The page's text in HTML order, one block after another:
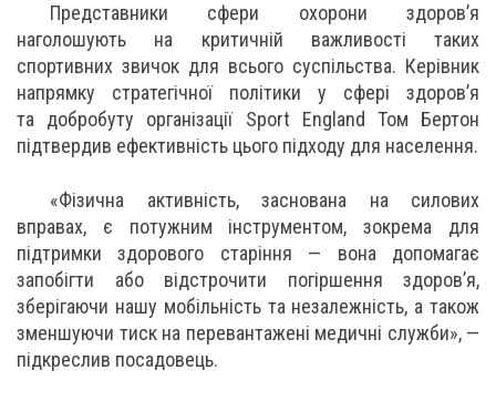
Представники сфери охорони здоров’я
наголошують на критичній важливості таких
спортивних звичок для всього суспільства. Керівник
напрямку стратегічної політики у сфері здоров’я
та добробуту організації Sport England Том Бертон
підтвердив ефективність цього підходу для населення.
«Фізична активність, заснована на силових
вправах, є потужним інструментом, зокрема для
підтримки здорового старіння — вона допомагає
запобігти або відстрочити погіршення здоров’я,
зберігаючи нашу мобільність та незалежність, а також
зменшуючи тиск на перевантажені медичні служби», —
підкреслив посадовець.